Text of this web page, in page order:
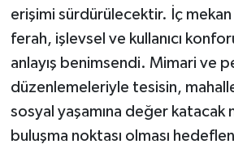
erişimi sürdürülecektir. İç mekan
ferah, işlevsel ve kullanıcı
anlayış benimsendi. Mimari ve
düzenlemeleriyle tesisin,
sosyal yaşamına değer katacak
buluşma noktası olması